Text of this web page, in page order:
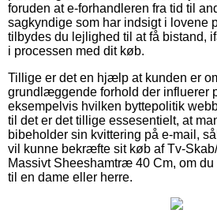
foruden at e-forhandleren fra tid til
sagkyndige som har indsigt i lovene
tilbydes du lejlighed til at få bistand,
i processen med dit køb.
Tillige er det en hjælp at kunden er
grundlæggende forhold der influerer
eksempelvis hvilken byttepolitik
til det er det tillige essesentielt, at
bibeholder sin kvittering på e-mail,
vil kunne bekræfte sit køb af Tv-
Massivt Sheeshamtræ 40 Cm, om
til en dame eller herre.